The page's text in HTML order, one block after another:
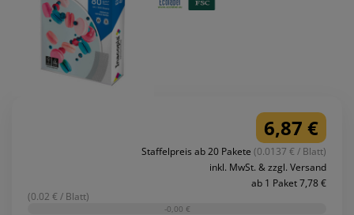
6,87 €
Staffelpreis ab 20 Pakete (0.0137 € / Blatt)
inkl. MwSt. & zzgl. Versand
ab 1 Paket 7,78 €
(0.02 € / Blatt)
-0,00 €